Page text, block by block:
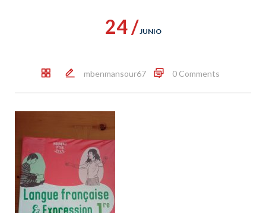
24 /JUNIO
mbenmansour67 0 Comments